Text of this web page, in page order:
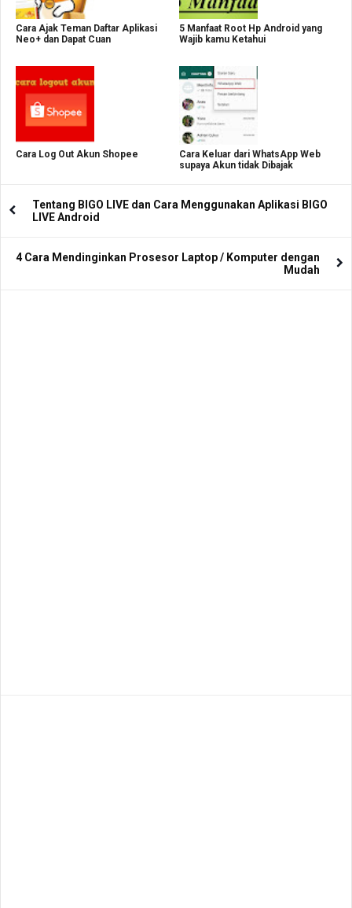
Cara Ajak Teman Daftar Aplikasi
Neo+ dan Dapat Cuan
5 Manfaat Root Hp Android yang
Wajib kamu Ketahui
Cara Log Out Akun Shopee
Cara Keluar dari WhatsApp Web
supaya Akun tidak Dibajak
Tentang BIGO LIVE dan Cara Menggunakan Aplikasi BIGO
LIVE Android
4 Cara Mendinginkan Prosesor Laptop / Komputer dengan
Mudah